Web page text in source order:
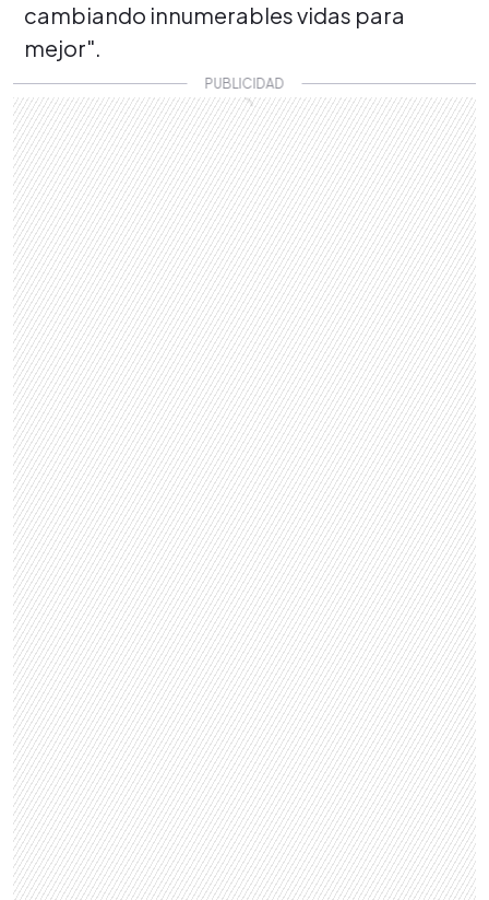
cambiando innumerables vidas para
mejor".